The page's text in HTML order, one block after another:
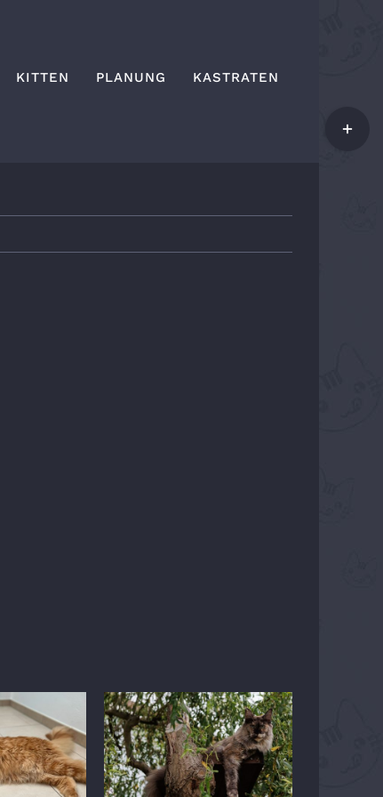
KITTEN PLANUNG KASTRATEN